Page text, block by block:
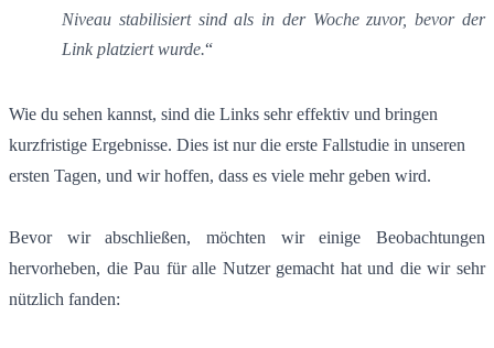
Niveau stabilisiert sind als in der Woche zuvor, bevor der
Link platziert wurde.“
Wie du sehen kannst, sind die Links sehr effektiv und bringen
kurzfristige Ergebnisse. Dies ist nur die erste Fallstudie in unseren
ersten Tagen, und wir hoffen, dass es viele mehr geben wird.
Bevor wir abschließen, möchten wir einige Beobachtungen
hervorheben, die Pau für alle Nutzer gemacht hat und die wir sehr
nützlich fanden: